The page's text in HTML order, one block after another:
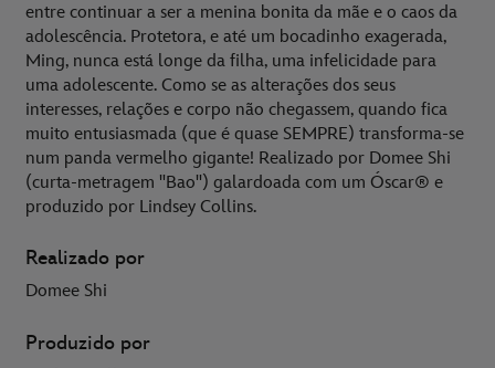
entre continuar a ser a menina bonita da mãe e o caos da
adolescência. Protetora, e até um bocadinho exagerada,
Ming, nunca está longe da filha, uma infelicidade para
uma adolescente. Como se as alterações dos seus
interesses, relações e corpo não chegassem, quando fica
muito entusiasmada (que é quase SEMPRE) transforma-se
num panda vermelho gigante! Realizado por Domee Shi
(curta-metragem "Bao") galardoada com um Óscar® e
produzido por Lindsey Collins.
Realizado por
Domee Shi
Produzido por